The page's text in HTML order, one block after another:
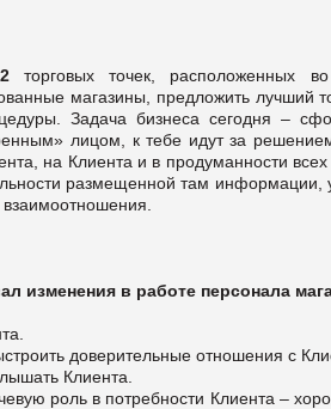
торговых точек, расположенных
магазины, предложить лучший
Задача бизнеса сегодня –
лицом, к тебе идут за
на Клиента и в продуманности всех
размещенной там
изменения в работе персонала
доверительные отношения с
Клиента.
роль в потребности Клиента –